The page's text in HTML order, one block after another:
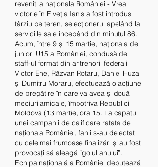
revenit la naționala României - Vrea
victorie în Elveția Ianis a fost introdus
târziu pe teren, selecționerul apelând la
serviciile sale începând din minutul 86.
Acum, între 9 și 15 martie, naționala de
juniori U15 a României, condusă de
staff-ul format din antrenorii federali
Victor Ene, Răzvan Rotaru, Daniel Huza
și Dumitru Moraru, efectuează o acțiune
de pregătire în care va avea și două
meciuri amicale, împotriva Republicii
Moldova (13 martie, ora 15. La capătul
unei campanii de calificare ratată de
naționala României, fanii s-au delectat
cu cele mai frumoase finalizări și au fost
provocați să aleagă ”golul anului”.
Echipa naţională a României debutează